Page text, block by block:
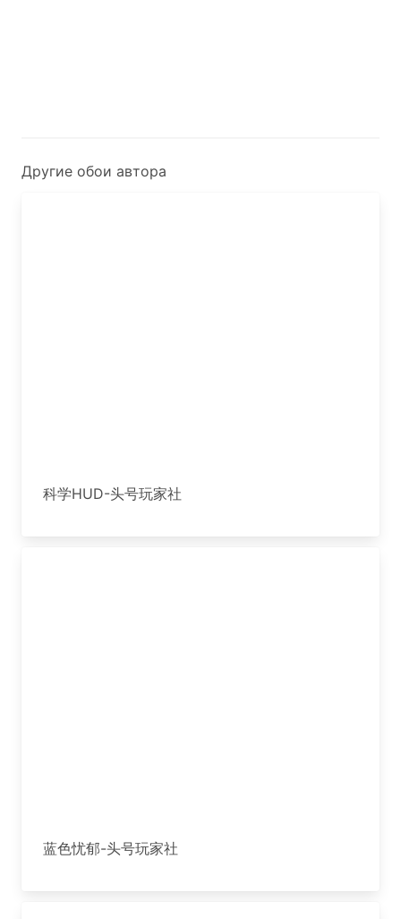
Другие обои автора
科学HUD-头号玩家社
蓝色忧郁-头号玩家社